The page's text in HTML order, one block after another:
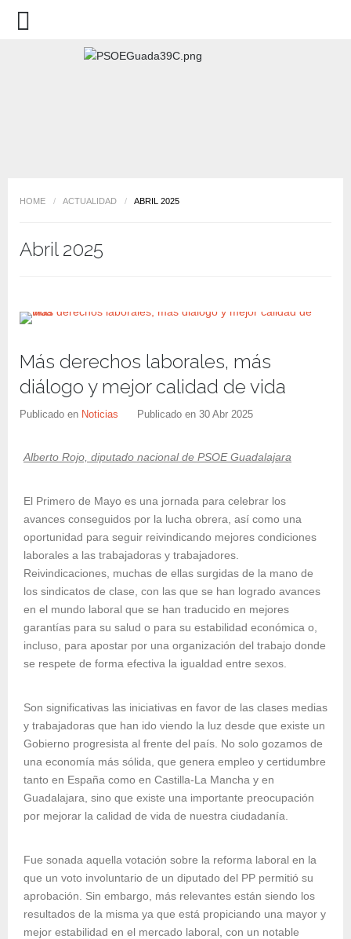
HOME / ACTUALIDAD / ABRIL 2025
Abril 2025
Más derechos laborales, más
diálogo y mejor calidad de vida
Publicado en Noticias Publicado en 30 Abr 2025
Alberto Rojo, diputado nacional de PSOE Guadalajara
El Primero de Mayo es una jornada para celebrar los
avances conseguidos por la lucha obrera, así como una
oportunidad para seguir reivindicando mejores condiciones
laborales a las trabajadoras y trabajadores.
Reivindicaciones, muchas de ellas surgidas de la mano de
los sindicatos de clase, con las que se han logrado avances
en el mundo laboral que se han traducido en mejores
garantías para su salud o para su estabilidad económica o,
incluso, para apostar por una organización del trabajo donde
se respete de forma efectiva la igualdad entre sexos.
Son significativas las iniciativas en favor de las clases medias
y trabajadoras que han ido viendo la luz desde que existe un
Gobierno progresista al frente del país. No solo gozamos de
una economía más sólida, que genera empleo y certidumbre
tanto en España como en Castilla-La Mancha y en
Guadalajara, sino que existe una importante preocupación
por mejorar la calidad de vida de nuestra ciudadanía.
Fue sonada aquella votación sobre la reforma laboral en la
que un voto involuntario de un diputado del PP permitió su
aprobación. Sin embargo, más relevantes están siendo los
resultados de la misma ya que está propiciando una mayor y
mejor estabilidad en el mercado laboral, con un notable